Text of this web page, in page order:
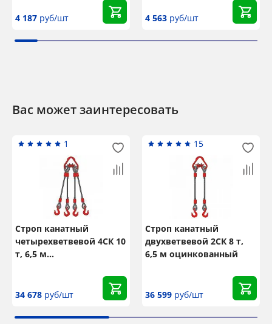
4 187 руб/шт 4 563 руб/шт
Вас может заинтересовать
1
Строп канатный
четырехветвевой 4СК 10
т, 6,5 м
34 678 руб/шт
15
Строп канатный
двухветвевой 2СК 8 т,
6,5 м оцинкованный
36 599 руб/шт